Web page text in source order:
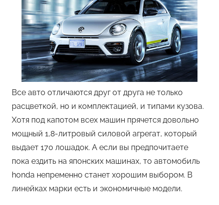
Все авто отличаются друг от друга не только
расцветкой, но и комплектацией, и типами кузова.
Хотя под капотом всех машин прячется довольно
мощный 1,8-литровый силовой агрегат, который
выдает 170 лошадок. А если вы предпочитаете
пока ездить на японских машинах, то автомобиль
honda непременно станет хорошим выбором. В
линейках марки есть и экономичные модели.